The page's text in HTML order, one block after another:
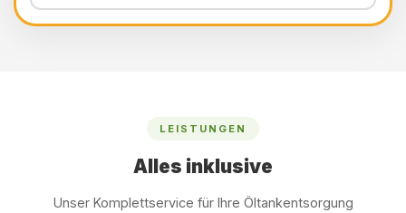
LEISTUNGEN
Alles inklusive
Unser Komplettservice für Ihre Öltankentsorgung